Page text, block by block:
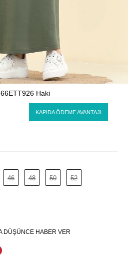
Haki
KAPIDA ÖDEME AVANTAJI
46 48 50 52
DÜŞÜNCE HABER VER